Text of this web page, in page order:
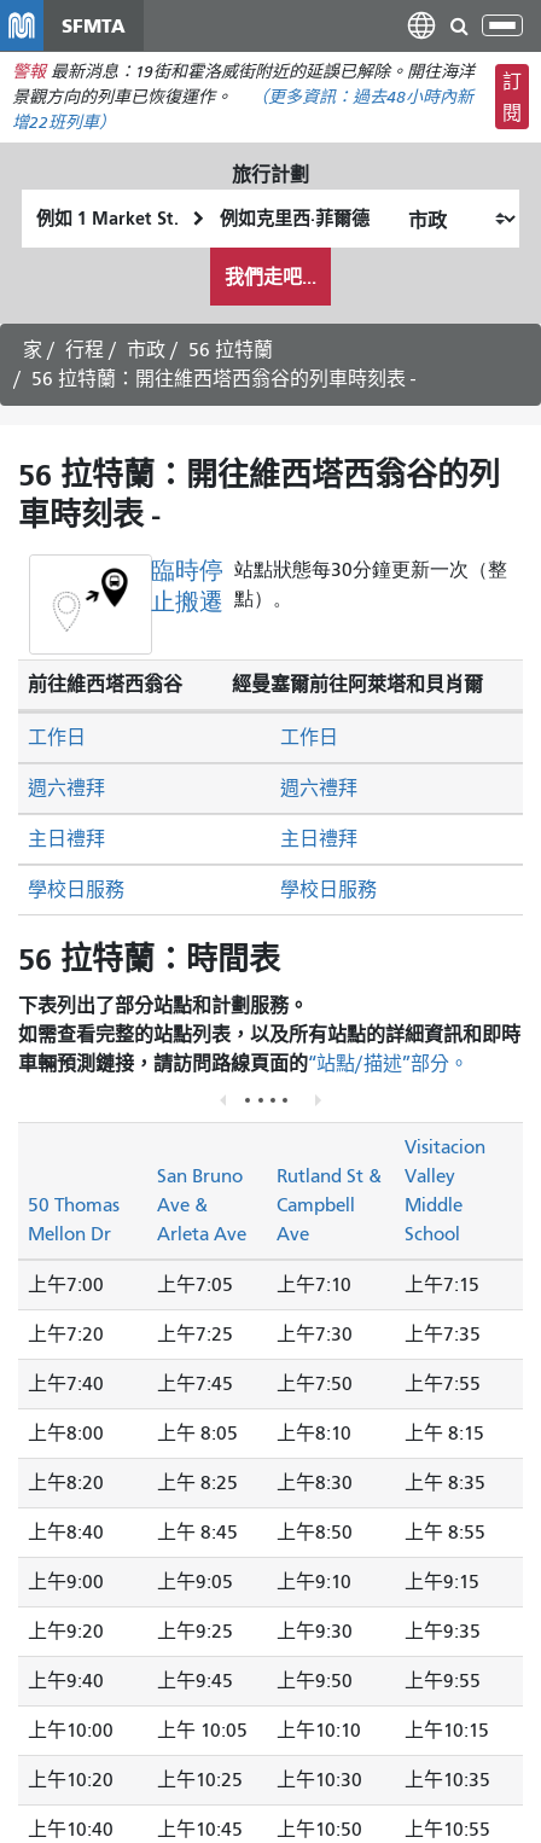
主
要
容
SFMTA
切
換
導
航
警報 最新消息：19街和霍洛威街附近的延誤已解除。開往海洋
景觀方向的列車已恢復運作。
（更多資訊： 過去48小時內新
增22班列車）
訂
閱
旅行計劃
起
始
終
點
我
希
望
的
旅
行
式
我們走吧...
家 行程 市政
56 拉特蘭
56 拉特蘭：開往維西塔西翁谷的列車時刻表 -
56 拉特蘭：開往維西塔西翁谷的列
車時刻表 -
臨時停
止搬遷
站點狀態每30分鐘更新一次（整
點）。
前往維西塔西翁谷 經曼塞爾前往阿萊塔和貝肖爾
週六禮拜 週六禮拜
主日禮拜 主日禮拜
工作日 工作日
學校日服務 學校日服務
56 拉特蘭：時間表
下表列出了部分站點和計劃服務。
如需查看完整的站點列表，以及所有站點的詳細資訊和即時
車輛預測鏈接，請訪問路線頁面的“站點/描述”部分。
50 Thomas
Mellon Dr
San Bruno
Ave &
Arleta Ave
Rutland St &
Campbell
Ave
Visitacion
Valley
Middle
School
上午7:00 上午7:05 上午7:10 上午7:15
上午7:20 上午7:25 上午7:30 上午7:35
上午7:40 上午7:45 上午7:50 上午7:55
上午8:00 上午 8:05 上午8:10 上午 8:15
上午8:20 上午 8:25 上午8:30 上午 8:35
上午8:40 上午 8:45 上午8:50 上午 8:55
上午9:00 上午9:05 上午9:10 上午9:15
上午9:20 上午9:25 上午9:30 上午9:35
上午9:40 上午9:45 上午9:50 上午9:55
上午10:00 上午 10:05 上午10:10 上午10:15
上午10:20 上午10:25 上午10:30 上午10:35
上午10:40 上午10:45 上午10:50 上午10:55